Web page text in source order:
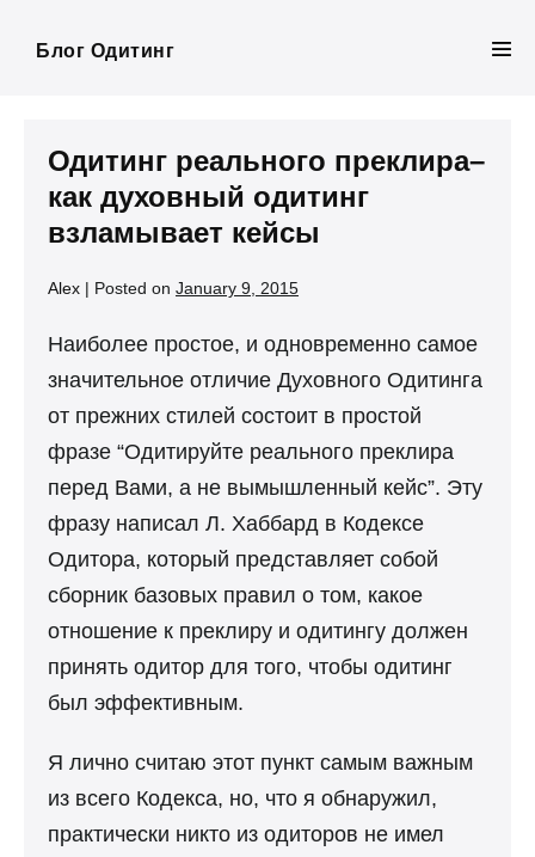
Блог Одитинг
Одитинг реального преклира–
как духовный одитинг
взламывает кейсы
Alex | Posted on January 9, 2015
Наиболее простое, и одновременно самое
значительное отличие Духовного Одитинга
от прежних стилей состоит в простой
фразе “Одитируйте реального преклира
перед Вами, а не вымышленный кейс”. Эту
фразу написал Л. Хаббард в Кодексе
Одитора, который представляет собой
сборник базовых правил о том, какое
отношение к преклиру и одитингу должен
принять одитор для того, чтобы одитинг
был эффективным.
Я лично считаю этот пункт самым важным
из всего Кодекса, но, что я обнаружил,
практически никто из одиторов не имел